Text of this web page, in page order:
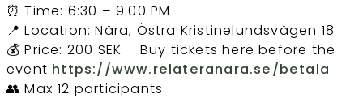
⏰ Time: 6:30 – 9:00 PM
📍 Location: Nära, Östra Kristinelundsvägen 18
💰 Price: 200 SEK – Buy tickets here before the
event https://www.relateranara.se/betala
👥 Max 12 participants